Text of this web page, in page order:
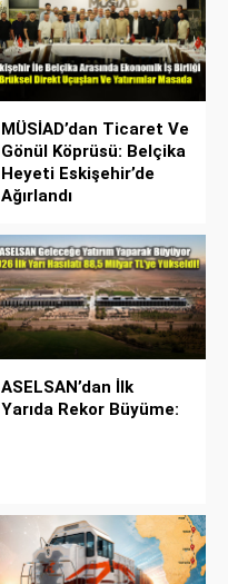
MÜSİAD’dan Ticaret Ve
Gönül Köprüsü: Belçika
Heyeti Eskişehir’de
Ağırlandı
ASELSAN’dan İlk
Yarıda Rekor Büyüme: